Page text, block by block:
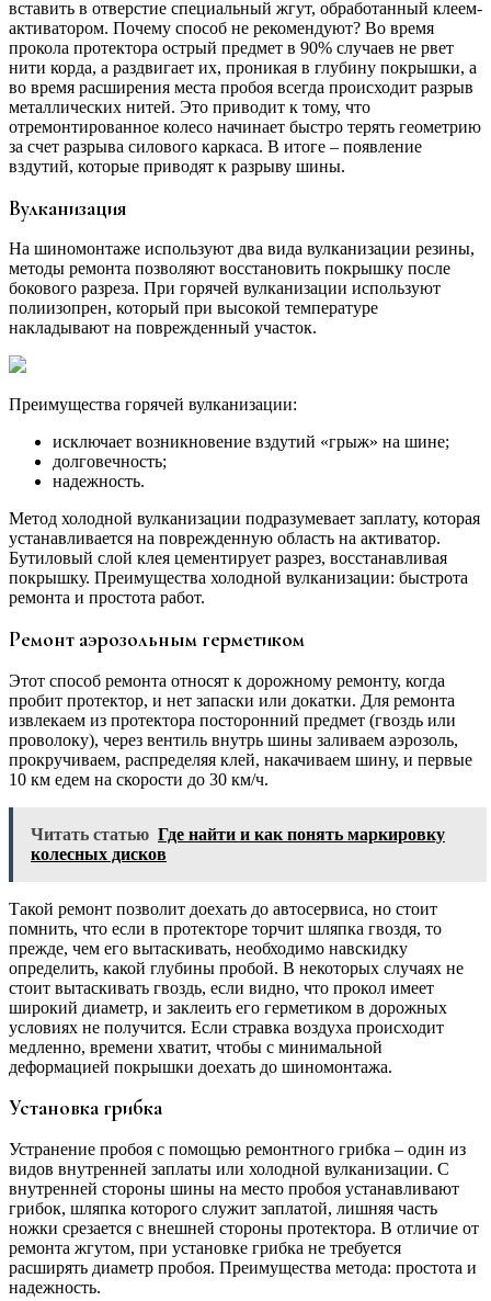
вставить в отверстие специальный жгут, обработанный клеем-
активатором. Почему способ не рекомендуют? Во время
прокола протектора острый предмет в 90% случаев не рвет
нити корда, а раздвигает их, проникая в глубину покрышки, а
во время расширения места пробоя всегда происходит разрыв
металлических нитей. Это приводит к тому, что
отремонтированное колесо начинает быстро терять геометрию
за счет разрыва силового каркаса. В итоге – появление
вздутий, которые приводят к разрыву шины.
Вулканизация
На шиномонтаже используют два вида вулканизации резины,
методы ремонта позволяют восстановить покрышку после
бокового разреза. При горячей вулканизации используют
полиизопрен, который при высокой температуре
накладывают на поврежденный участок.
Преимущества горячей вулканизации:
исключает возникновение вздутий «грыж» на шине;
долговечность;
надежность.
Метод холодной вулканизации подразумевает заплату, которая
устанавливается на поврежденную область на активатор.
Бутиловый слой клея цементирует разрез, восстанавливая
покрышку. Преимущества холодной вулканизации: быстрота
ремонта и простота работ.
Ремонт аэрозольным герметиком
Этот способ ремонта относят к дорожному ремонту, когда
пробит протектор, и нет запаски или докатки. Для ремонта
извлекаем из протектора посторонний предмет (гвоздь или
проволоку), через вентиль внутрь шины заливаем аэрозоль,
прокручиваем, распределяя клей, накачиваем шину, и первые
10 км едем на скорости до 30 км/ч.
Читать статью Где найти и как понять маркировку
колесных дисков
Такой ремонт позволит доехать до автосервиса, но стоит
помнить, что если в протекторе торчит шляпка гвоздя, то
прежде, чем его вытаскивать, необходимо навскидку
определить, какой глубины пробой. В некоторых случаях не
стоит вытаскивать гвоздь, если видно, что прокол имеет
широкий диаметр, и заклеить его герметиком в дорожных
условиях не получится. Если стравка воздуха происходит
медленно, времени хватит, чтобы с минимальной
деформацией покрышки доехать до шиномонтажа.
Установка грибка
Устранение пробоя с помощью ремонтного грибка – один из
видов внутренней заплаты или холодной вулканизации. С
внутренней стороны шины на место пробоя устанавливают
грибок, шляпка которого служит заплатой, лишняя часть
ножки срезается с внешней стороны протектора. В отличие от
ремонта жгутом, при установке грибка не требуется
расширять диаметр пробоя. Преимущества метода: простота и
надежность.